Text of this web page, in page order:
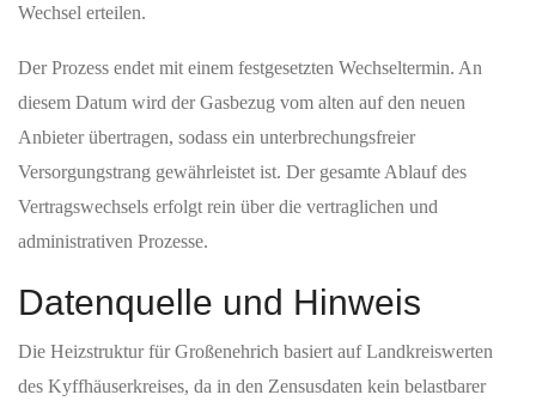
Wechsel erteilen.
Der Prozess endet mit einem festgesetzten Wechseltermin. An
diesem Datum wird der Gasbezug vom alten auf den neuen
Anbieter übertragen, sodass ein unterbrechungsfreier
Versorgungstrang gewährleistet ist. Der gesamte Ablauf des
Vertragswechsels erfolgt rein über die vertraglichen und
administrativen Prozesse.
Datenquelle und Hinweis
Die Heizstruktur für Großenehrich basiert auf Landkreiswerten
des Kyffhäuserkreises, da in den Zensusdaten kein belastbarer